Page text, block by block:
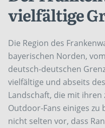
vielfältige
Die Region des
bayerischen Norden,
deutsch-deutschen
vielfältige und abseits
Landschaft, die mit
Outdoor-Fans einiges
nicht selten vor, dass